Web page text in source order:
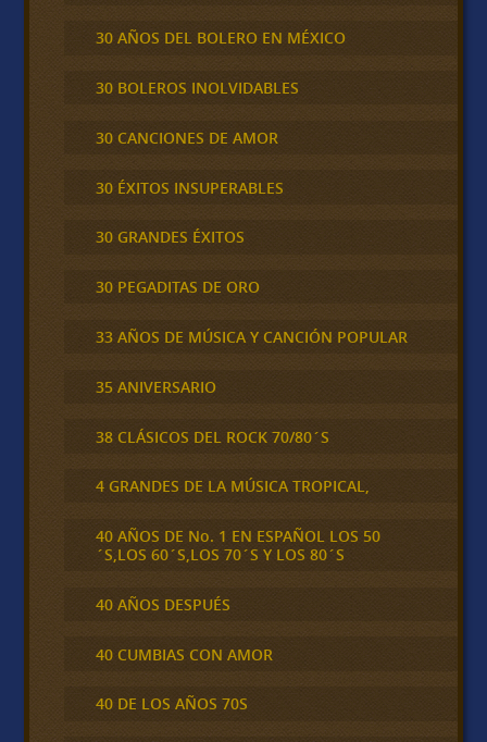
30 AÑOS DEL BOLERO EN MÉXICO
30 BOLEROS INOLVIDABLES
30 CANCIONES DE AMOR
30 ÉXITOS INSUPERABLES
30 GRANDES ÉXITOS
30 PEGADITAS DE ORO
33 AÑOS DE MÚSICA Y CANCIÓN POPULAR
35 ANIVERSARIO
38 CLÁSICOS DEL ROCK 70/80´S
4 GRANDES DE LA MÚSICA TROPICAL,
40 AÑOS DE No. 1 EN ESPAÑOL LOS 50
´S,LOS 60´S,LOS 70´S Y LOS 80´S
40 AÑOS DESPUÉS
40 CUMBIAS CON AMOR
40 DE LOS AÑOS 70S